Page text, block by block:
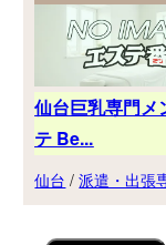
仙台巨乳専門メ
テ Be...
仙台 /派遣・出張